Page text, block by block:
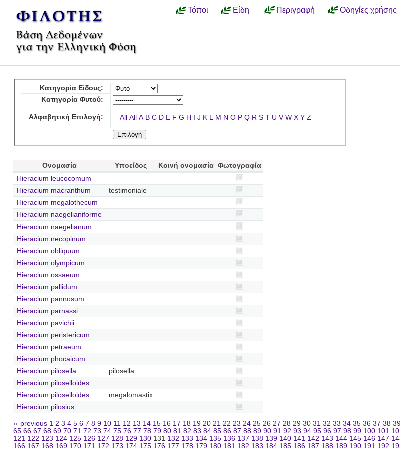
Τόποι Είδη Περιγραφή Οδηγίες χρήσης
Κατηγορία Είδους:
Κατηγορία Φυτού:
Αλφαβητική Επιλογή: All All A B C D E F G H I J K L M N O P Q R S T U V W X Y Z
Ονομασία Υποείδος Κοινή ονομασία Φωτογραφία
Hieracium leucocomum
Hieracium macranthum
testimoniale
Hieracium megalothecum
Hieracium naegelianiforme
Hieracium naegelianum
Hieracium necopinum
Hieracium obliquum
Hieracium olympicum
Hieracium ossaeum
Hieracium pallidum
Hieracium pannosum
Hieracium parnassi
Hieracium pavichii
Hieracium peristericum
Hieracium petraeum
Hieracium phocaicum
Hieracium pilosella
pilosella
Hieracium piloselloides
Hieracium piloselloides
megalomastix
Hieracium pilosius
‹‹ previous 1 2 3 4 5 6 7 8 9 10 11 12 13 14 15 16 17 18 19 20 21 22 23 24 25 26 27 28 29 30 31 32 33 34 35 36 37 38
65 66 67 68 69 70 71 72 73 74 75 76 77 78 79 80 81 82 83 84 85 86 87 88 89 90 91 92 93 94 95 96 97 98 99 100 101
121 122 123 124 125 126 127 128 129 130 131 132 133 134 135 136 137 138 139 140 141 142 143 144 145 146 147
166 167 168 169 170 171 172 173 174 175 176 177 178 179 180 181 182 183 184 185 186 187 188 189 190 191 192